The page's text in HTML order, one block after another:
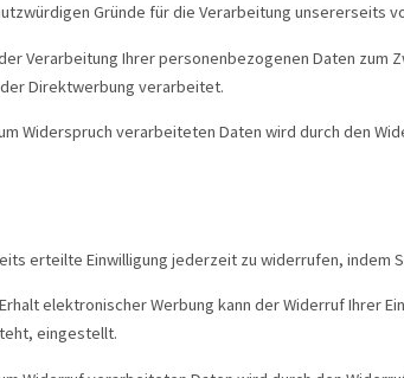
Gründe für die Verarbeitung unsererseits
Verarbeitung Ihrer personenbezogenen Daten
Direktwerbung verarbeitet.
Widerspruch verarbeiteten Daten wird durch den
erteilte Einwilligung jederzeit zu widerrufen, indem
elektronischer Werbung kann der Widerruf Ihrer
eingestellt.